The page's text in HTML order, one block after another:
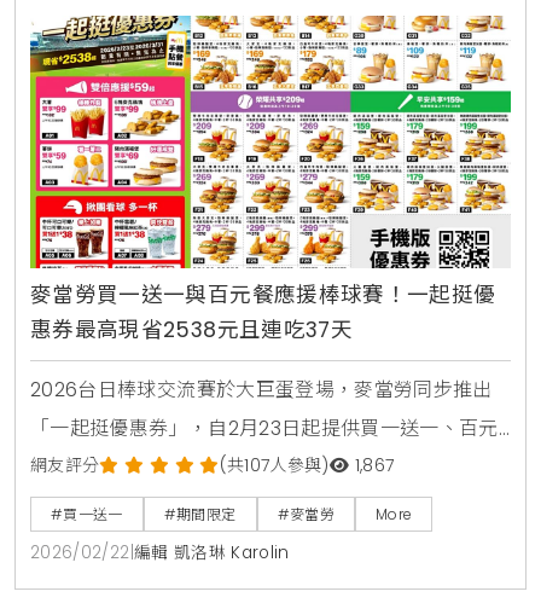
麥當勞買一送一與百元餐應援棒球賽！一起挺優
惠券最高現省2538元且連吃37天
2026台日棒球交流賽於大巨蛋登場，麥當勞同步推出
「一起挺優惠券」，自2月23日起提供買一送一、百元
套餐等優惠，連續37天最高可省2538元。歡樂送更獨
家推出限量10萬個TEAM Taiwan應援鑰匙圈。
網友評分 (共107人參與) 1,867
#買一送一 #期間限定 #麥當勞 More
2026/02/22 編輯 凱洛琳 Karolin